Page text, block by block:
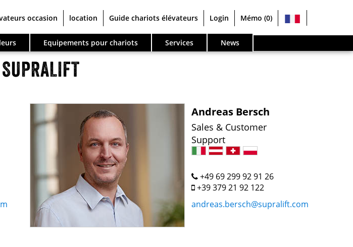
Andreas Bersch
Sales & Customer
Support
+49 69 299 92 91 26
+39 379 21 92 122
andreas.bersch@supralift.com
Equipements pour chariots Services News
occasion location Guide chariots élévateurs Login Mémo (0)